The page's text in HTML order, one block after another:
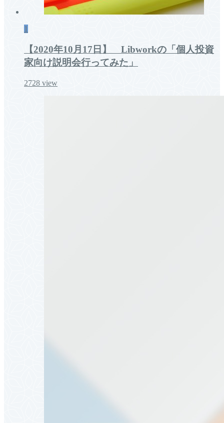
1
【2020年10月17日】 Libworkの「個人投資
家向け説明会行ってみた」
2728 view